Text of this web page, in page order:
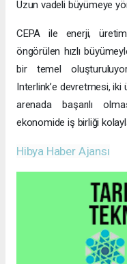
Uzun vadeli büyümeye
CEPA ile enerji,
öngörülen hızlı
bir temel oluşturuluyor.
Interlink’e devretmesi,
arenada başarılı
ekonomide iş birliği
Hibya Haber Ajansı